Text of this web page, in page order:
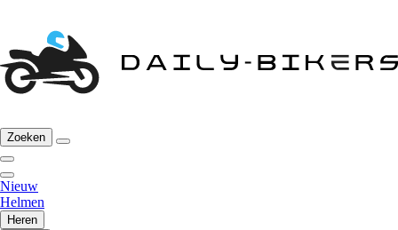
Zoeken
Nieuw
Helmen
Heren